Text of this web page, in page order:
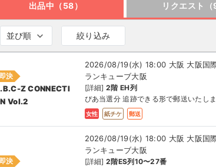
出品中（58） リクエスト（
並び順 絞り込み
決
Z CONNECTI
Vol.2
2026/08/19(水) 18:00 大阪 大阪国
ランキューブ大阪
[詳細]2階 EH列
ぴあ当選分 追跡できる形で郵送いたしま
女性 紙チケ 郵送
決
2026/08/19(水) 18:00 大阪 大阪国
ランキューブ大阪
[詳細]2階ES列10〜27番